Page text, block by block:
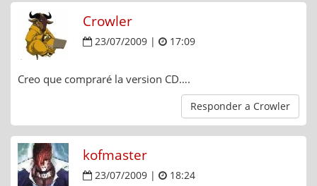
Crowler
23/07/2009 | 17:09
Creo que compraré la version CD….
Responder a Crowler
kofmaster
23/07/2009 | 18:24